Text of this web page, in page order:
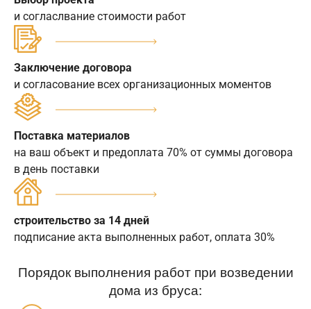
и согласлвание стоимости работ
Заключение договора
и согласование всех организационных моментов
Поставка материалов
на ваш объект и предоплата 70% от суммы договора
в день поставки
строительство за 14 дней
подписание акта выполненных работ, оплата 30%
Порядок выполнения работ при возведении
дома из бруса: